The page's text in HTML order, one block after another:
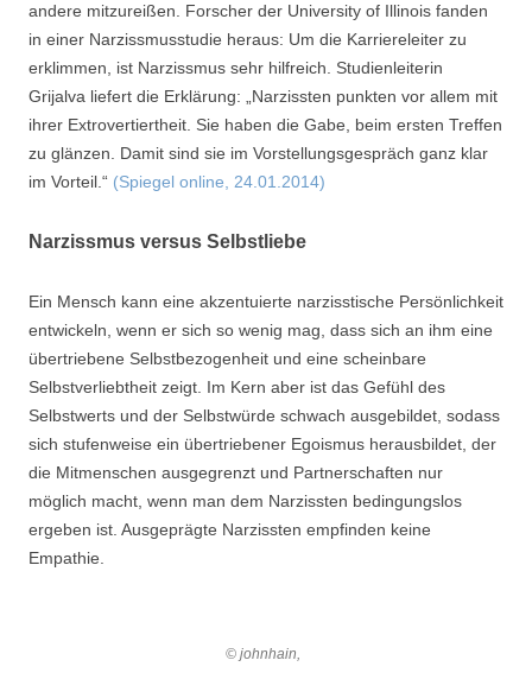
andere mitzureißen. Forscher der University of Illinois fanden
in einer Narzissmusstudie heraus: Um die Karriereleiter zu
erklimmen, ist Narzissmus sehr hilfreich. Studienleiterin
Grijalva liefert die Erklärung: „Narzissten punkten vor allem mit
ihrer Extrovertiertheit. Sie haben die Gabe, beim ersten Treffen
zu glänzen. Damit sind sie im Vorstellungsgespräch ganz klar
im Vorteil.“ (Spiegel online, 24.01.2014)
Narzissmus versus Selbstliebe
Ein Mensch kann eine akzentuierte narzisstische Persönlichkeit
entwickeln, wenn er sich so wenig mag, dass sich an ihm eine
übertriebene Selbstbezogenheit und eine scheinbare
Selbstverliebtheit zeigt. Im Kern aber ist das Gefühl des
Selbstwerts und der Selbstwürde schwach ausgebildet, sodass
sich stufenweise ein übertriebener Egoismus herausbildet, der
die Mitmenschen ausgegrenzt und Partnerschaften nur
möglich macht, wenn man dem Narzissten bedingungslos
ergeben ist. Ausgeprägte Narzissten empfinden keine
Empathie.
© johnhain,